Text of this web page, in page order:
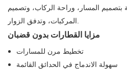
بتصميم المسار، وراحة الركاب، وتصميم
المركبات، وتدفق الزوار.
مزايا القطارات بدون قضبان
تخطيط مرن للمسارات
سهولة الاندماج في الحدائق القائمة